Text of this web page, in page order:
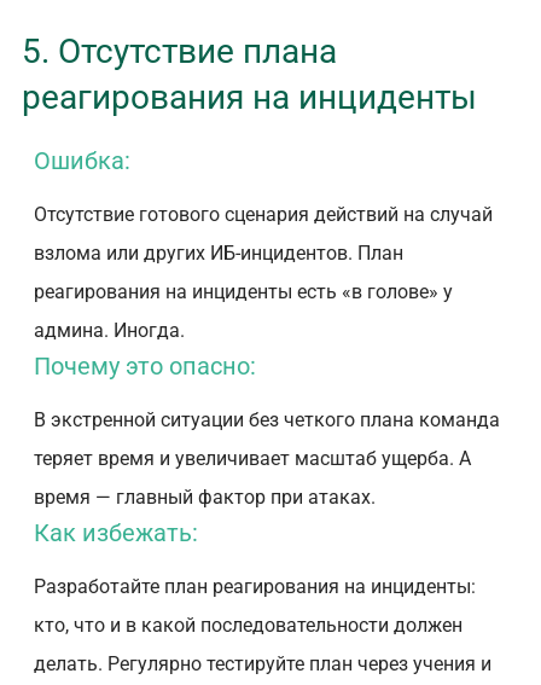
5. Отсутствие плана
реагирования на инциденты
Ошибка:
Отсутствие готового сценария действий на случай
взлома или других ИБ-инцидентов. План
реагирования на инциденты есть «в голове» у
админа. Иногда.
Почему это опасно:
В экстренной ситуации без четкого плана команда
теряет время и увеличивает масштаб ущерба. А
время — главный фактор при атаках.
Как избежать:
Разработайте план реагирования на инциденты:
кто, что и в какой последовательности должен
делать. Регулярно тестируйте план через учения и